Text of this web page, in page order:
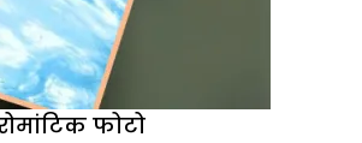
फोटो